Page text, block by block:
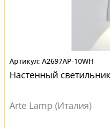
A2697AP-10WH
Настенный
Arte Lamp (Италия)